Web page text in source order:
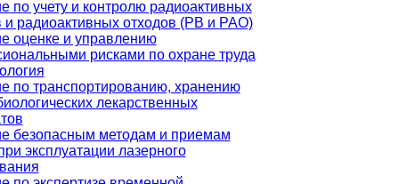
по учету и контролю радиоактивных
и радиоактивных отходов (РВ и РАО)
оценке и управлению
рисками по охране труда
по транспортированию, хранению
лекарственных
безопасным методам и приемам
эксплуатации лазерного